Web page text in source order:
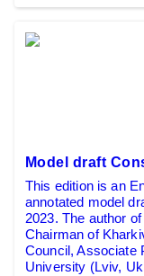
Model draft
This edition is an
annotated model
2023. The author
Chairman of
Council, Associate
University (Lviv,